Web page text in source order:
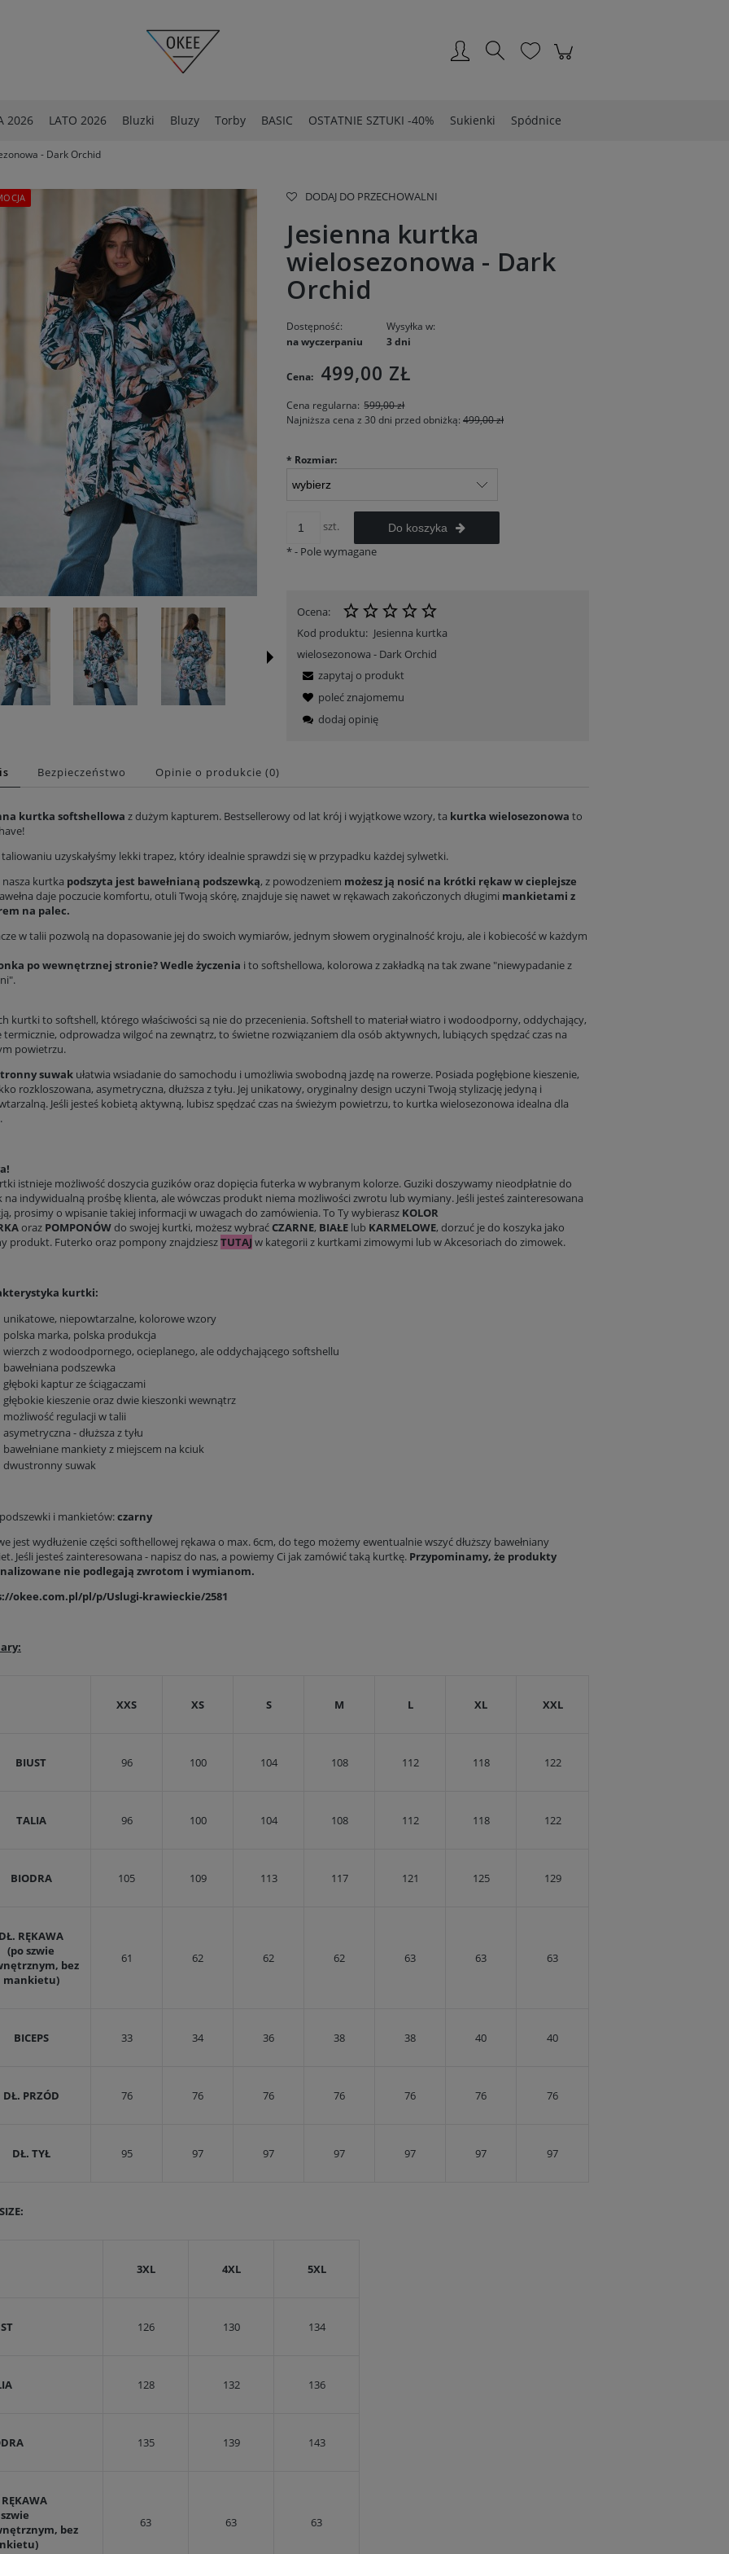
2026 LATO 2026 Bluzki Bluzy Torby BASIC OSTATNIE SZTUKI -40% Sukienki Spódnice
- Dark Orchid
krótkie - Windy Storm
249,00 zł
Cena regularna:329,00 zł
Do koszyka
Sukienka midi rękaw motylek - Cisza
Cena regularna:409,00 zł
Do koszyka
Sukienka Midi zakryte plecy krótki rękaw - Flowers in the dark
Cena regularna:409,00 zł
Do koszyka
T-shirt wiskozowy - Burgundy
DODAJ DO PRZECHOWALNI
Jesienna kurtka
wielosezonowa - Dark
Orchid
Dostępność:
na wyczerpaniu
Wysyłka w:
3 dni
Cena: 499,00 ZŁ
Cena regularna: 599,00 zł
Najniższa cena z 30 dni przed obniżką:499,00 zł
* Rozmiar:
szt. Do koszyka
*- Pole wymagane
Ocena:
Kod produktu: Jesienna kurtka
wielosezonowa - Dark Orchid
zapytaj o produkt
poleć znajomemu
dodaj opinię
Bezpieczeństwo Opinie o produkcie (0)
kurtka softshellowa z dużym kapturem. Bestsellerowy od lat krój i wyjątkowe wzory, ta kurtka wielosezonowa to
taliowaniu uzyskałyśmy lekki trapez, który idealnie sprawdzi się w przypadku każdej sylwetki.
nasza kurtka podszyta jest bawełnianą podszewką, z powodzeniem możesz ją nosić na krótki rękaw w cieplejsze
daje poczucie komfortu, otuli Twoją skórę, znajduje się nawet w rękawach zakończonych długimi mankietami z
na palec.
w talii pozwolą na dopasowanie jej do swoich wymiarów, jednym słowem oryginalność kroju, ale i kobiecość w każdym
po wewnętrznej stronie? Wedle życzenia i to softshellowa, kolorowa z zakładką na tak zwane "niewypadanie z
kurtki to softshell, którego właściwości są nie do przecenienia. Softshell to materiał wiatro i wodoodporny, oddychający,
termicznie, odprowadza wilgoć na zewnątrz, to świetne rozwiązaniem dla osób aktywnych, lubiących spędzać czas na
powietrzu.
suwak ułatwia wsiadanie do samochodu i umożliwia swobodną jazdę na rowerze. Posiada pogłębione kieszenie,
rozkloszowana, asymetryczna, dłuższa z tyłu. Jej unikatowy, oryginalny design uczyni Twoją stylizację jedyną i
Jeśli jesteś kobietą aktywną, lubisz spędzać czas na świeżym powietrzu, to kurtka wielosezonowa idealna dla
istnieje możliwość doszycia guzików oraz dopięcia futerka w wybranym kolorze. Guziki doszywamy nieodpłatnie do
na indywidualną prośbę klienta, ale wówczas produkt niema możliwości zwrotu lub wymiany. Jeśli jesteś zainteresowana
prosimy o wpisanie takiej informacji w uwagach do zamówienia. To Ty wybierasz KOLOR
oraz POMPONÓWdo swojej kurtki, możesz wybraćCZARNE, BIAŁE lub KARMELOWE, dorzuć je do koszyka jako
produkt. Futerko oraz pompony znajdzieszTUTAJ w kategorii z kurtkami zimowymi lub w Akcesoriach do zimowek.
kurtki:
unikatowe, niepowtarzalne, kolorowe wzory
polska marka, polska produkcja
wierzch z wodoodpornego, ocieplanego, ale oddychającego softshellu
bawełniana podszewka
głęboki kaptur ze ściągaczami
głębokie kieszenie oraz dwie kieszonki wewnątrz
możliwość regulacji w talii
asymetryczna - dłuższa z tyłu
bawełniane mankiety z miejscem na kciuk
dwustronny suwak
i mankietów:czarny
jest wydłużenie części softhellowej rękawa o max. 6cm, do tego możemy ewentualnie wszyć dłuższy bawełniany
Jeśli jesteś zainteresowana - napisz do nas, a powiemy Ci jak zamówić taką kurtkę. Przypominamy, że produkty
nie podlegają zwrotom i wymianom.
okee.com.pl/pl/p/Uslugi-krawieckie/2581
XXS XS S M L XL XXL
BIUST 96 100 104 108 112 118 122
TALIA 96 100 104 108 112 118 122
BIODRA 105 109 113 117 121 125 129
RĘKAWA
(po szwie
bez
mankietu)
61 62 62 62 63 63 63
BICEPS 33 34 36 38 38 40 40
DŁ. PRZÓD 76 76 76 76 76 76 76
DŁ. TYŁ 95 97 97 97 97 97 97
3XL 4XL 5XL
126 130 134
128 132 136
135 139 143
bez
63 63 63